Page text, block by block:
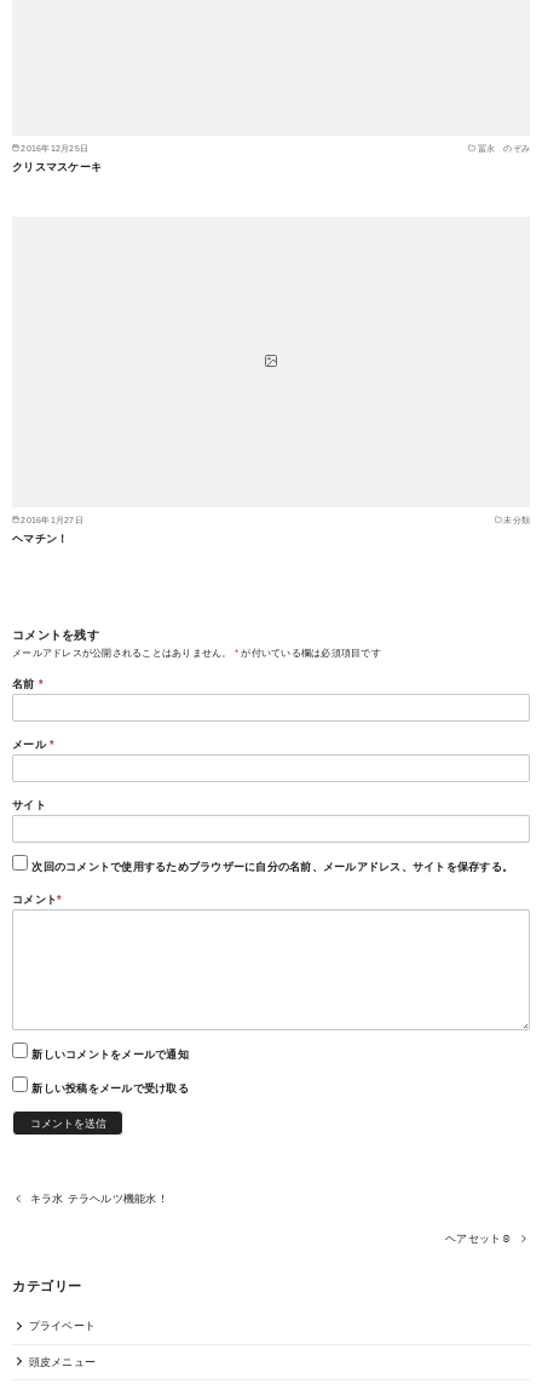
2016年12月25日 冨永 のぞみ
クリスマスケーキ
2016年1月27日 未分類
ヘマチン！
コメントを残す
メールアドレスが公開されることはありません。 * が付いている欄は必須項目です
名前 *
メール *
サイト
次回のコメントで使用するためブラウザーに自分の名前、メールアドレス、サイトを保存する。
コメント*
新しいコメントをメールで通知
新しい投稿をメールで受け取る
キラ水 テラヘルツ機能水！
ヘアセット☺︎
カテゴリー
プライベート
頭皮メニュー